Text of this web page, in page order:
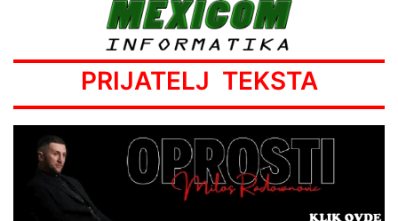
PRIJATELJ TEKSTA